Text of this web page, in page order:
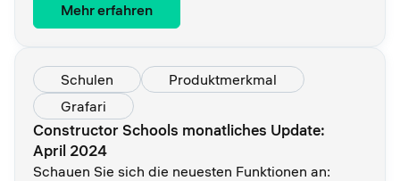
Mehr erfahren
Schulen
Produktmerkmal
Grafari
Constructor Schools monatliches Update:
April 2024
Schauen Sie sich die neuesten Funktionen an: